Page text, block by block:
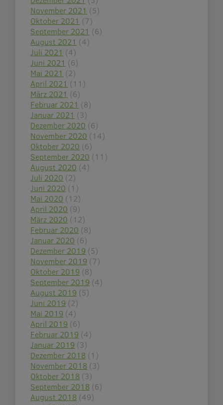
November 2021 (5)
Oktober 2021 (7)
September 2021 (6)
August 2021 (4)
Juli 2021 (4)
Juni 2021 (6)
Mai 2021 (2)
April 2021 (11)
März 2021 (6)
Februar 2021 (8)
Januar 2021 (3)
Dezember 2020 (6)
November 2020 (14)
Oktober 2020 (6)
September 2020 (11)
August 2020 (4)
Juli 2020 (2)
Juni 2020 (1)
Mai 2020 (12)
April 2020 (9)
März 2020 (12)
Februar 2020 (8)
Januar 2020 (6)
Dezember 2019 (5)
November 2019 (7)
Oktober 2019 (8)
September 2019 (4)
August 2019 (5)
Juni 2019 (2)
Mai 2019 (4)
April 2019 (6)
Februar 2019 (4)
Januar 2019 (3)
Dezember 2018 (1)
November 2018 (3)
Oktober 2018 (3)
September 2018 (6)
August 2018 (49)